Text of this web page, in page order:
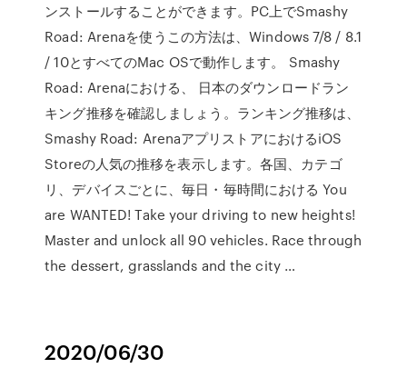
ンストールすることができます。PC上でSmashy
Road: Arenaを使うこの方法は、Windows 7/8 / 8.1
/ 10とすべてのMac OSで動作します。 Smashy
Road: Arenaにおける、 日本のダウンロードラン
キング推移を確認しましょう。ランキング推移は、
Smashy Road: ArenaアプリストアにおけるiOS
Storeの人気の推移を表示します。各国、カテゴ
リ、デバイスごとに、毎日・毎時間における You
are WANTED! Take your driving to new heights!
Master and unlock all 90 vehicles. Race through
the dessert, grasslands and the city …
2020/06/30